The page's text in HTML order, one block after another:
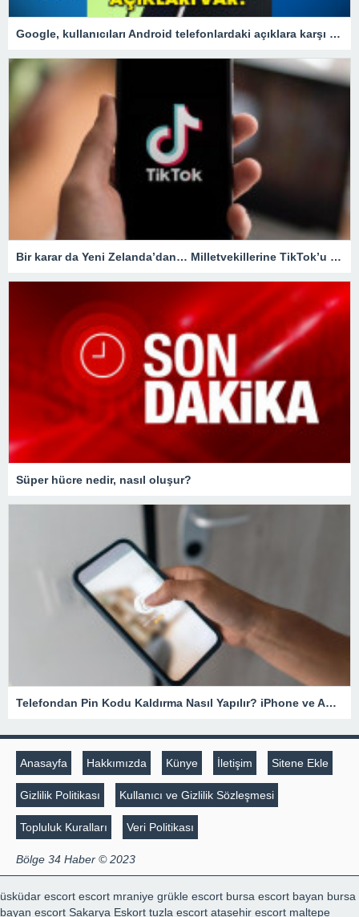
Google, kullanıcıları Android telefonlardaki açıklara karşı uyardı!
Bir karar da Yeni Zelanda’dan… Milletvekillerine TikTok’u yasaklıyorlar!
Süper hücre nedir, nasıl oluşur?
Telefondan Pin Kodu Kaldırma Nasıl Yapılır? iPhone ve Android Cihazlarda Pin Kodu Kaldırma – Teknoloji Haberleri
Anasayfa Hakkımızda Künye İletişim Sitene Ekle
Gizlilik Politikası Kullanıcı ve Gizlilik Sözleşmesi
Topluluk Kuralları Veri Politikası
Bölge 34 Haber © 2023
üsküdar escort escort mraniye grükle escort bursa escort bayan bursa
bayan escort Sakarya Eskort tuzla escort ataşehir escort maltepe